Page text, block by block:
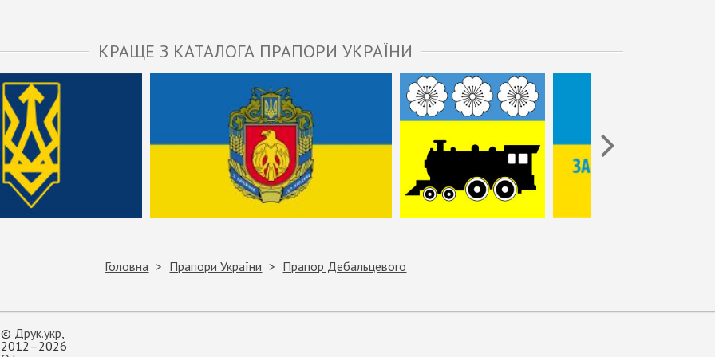
КРАЩЕ З КАТАЛОГА ПРАПОРИ УКРАЇНИ
Головна Прапори України Прапор Дебальцевого
© Друк.укр
2012–2026